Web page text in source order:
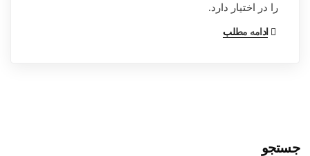
را در اختیار دارد.
ادامه مطلب
جستجو